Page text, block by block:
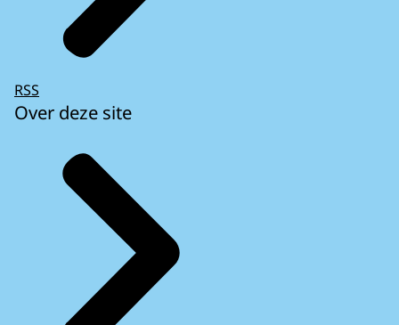
RSS
Over deze site